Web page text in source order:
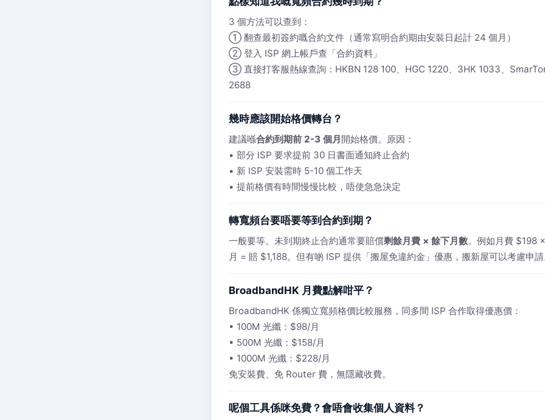
3 個方法可以查到：
① 翻查最初簽約嘅合約文件（通常寫明合約期由安裝日起計 24 個月）
② 登入 ISP 網上帳戶查「合約資料」
③ 直接打客服熱線查詢：HKBN 128 100、HGC 1220、3HK 1033、
2688
幾時應該開始格價轉台？
建議喺合約到期前 2-3 個月 開始格價。原因：
• 部分 ISP 要求提前 30 日書面通知終止合約
• 新 ISP 安裝需時 5-10 個工作天
• 提前格價有時間慢慢比較，唔使急急決定
轉寬頻台要唔要等到合約到期？
一般要等。未到期終止合約通常要賠償剩餘月費 × 餘下月數。例如月費 $198
月 = 賠 $1,188。但有啲 ISP 提供「搬屋免違約金」優惠，搬新屋可以考慮申請
BroadbandHK 月費點解咁平？
BroadbandHK 係獨立寬頻格價比較服務，同多間 ISP 合作取得優惠價：
• 100M 光纖：$98/月
• 500M 光纖：$158/月
• 1000M 光纖：$228/月
免安裝費、免 Router 費，無隱藏收費。
呢個工具係咪免費？會唔會收集個人資料？